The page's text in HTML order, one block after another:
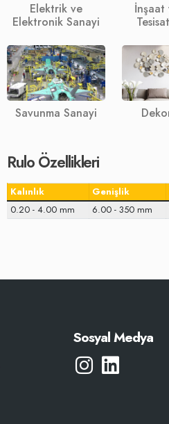
Elektrik ve
Elektronik Sanayi
İnşaat
Savunma Sanayi
Rulo Özellikleri
Kalınlık Genişlik
0.20 - 4.00 mm
6.00 - 350 mm
Sosyal Medya